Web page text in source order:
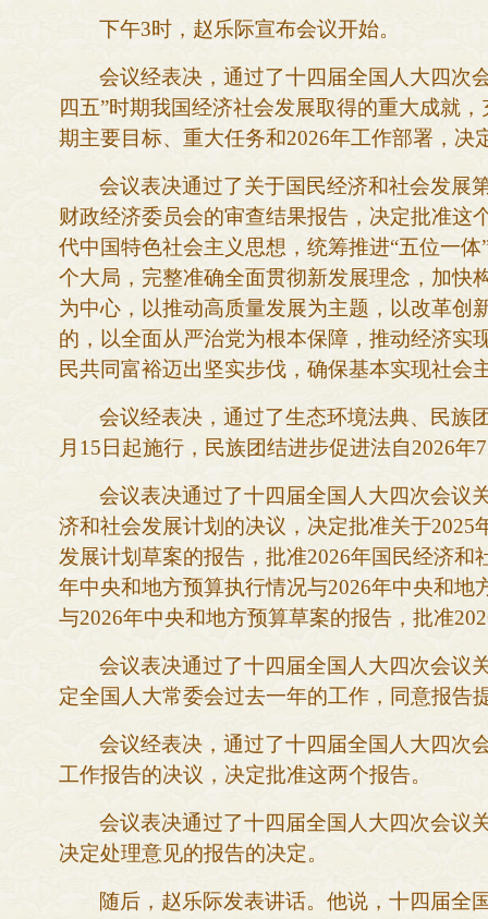
下午3时，赵乐际宣布会议开始。
会议经表决，通过了十四届全国人大四次
四五”时期我国经济社会发展取得的重大成就
期主要目标、重大任务和2026年工作部署，决
会议表决通过了关于国民经济和社会发展
财政经济委员会的审查结果报告，决定批准这
代中国特色社会主义思想，统筹推进“五位一
个大局，完整准确全面贯彻新发展理念，加快
为中心，以推动高质量发展为主题，以改革创
的，以全面从严治党为根本保障，推动经济实
民共同富裕迈出坚实步伐，确保基本实现社会
会议经表决，通过了生态环境法典、民族
月15日起施行，民族团结进步促进法自2026
会议表决通过了十四届全国人大四次会议
济和社会发展计划的决议，决定批准关于
发展计划草案的报告，批准2026年国民经济
年中央和地方预算执行情况与2026年中央和
与2026年中央和地方预算草案的报告，批准
会议表决通过了十四届全国人大四次会议
定全国人大常委会过去一年的工作，同意报告
会议经表决，通过了十四届全国人大四次
工作报告的决议，决定批准这两个报告。
会议表决通过了十四届全国人大四次会议
决定处理意见的报告的决定。
随后，赵乐际发表讲话。他说，十四届全